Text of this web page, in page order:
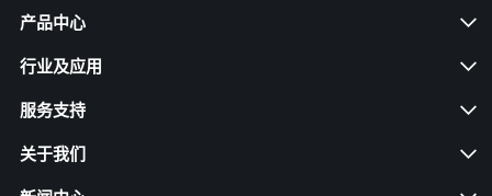
产品中心
行业及应用
服务支持
关于我们